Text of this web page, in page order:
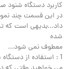
کاربرد دستگاه شنود
در این قسمت چند
داد...بدیهی است که
شده
معطوف نمی شود...
1 : استفاده از